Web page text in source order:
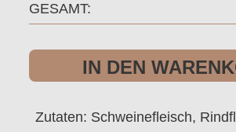
IN DEN
GESAMT:
Zutaten: Schweinefleisch,